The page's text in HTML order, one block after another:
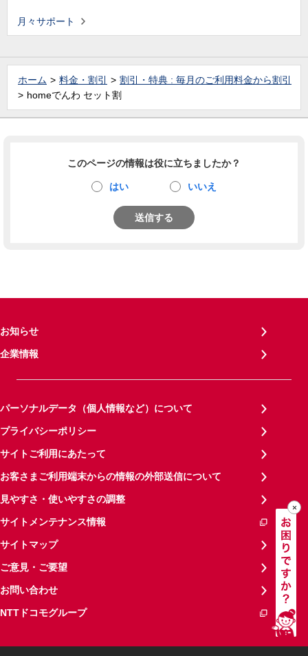
月々サポート
ホーム 料金・割引
割引・特典 : 毎月のご利用料金から割引
homeでんわ セット割
このページの情報は役に立ちましたか？
はい いいえ
送信する
お知らせ
企業情報
パーソナルデータ（個人情報など）について
プライバシーポリシー
サイトご利用にあたって
お客さまご利用端末からの情報の外部送信について
見やすさ・使いやすさの調整
サイトメンテナンス情報
サイトマップ
ご意見・ご要望
お問い合わせ
NTTドコモグループ